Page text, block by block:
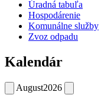
Úradná tabuľa
Hospodárenie
Komunálne služby
Zvoz odpadu
Kalendár
August2026